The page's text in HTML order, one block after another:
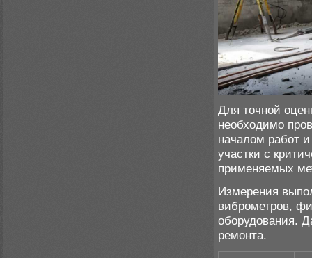
Для точной
необходимо
началом работ
участки с
применяемых
Измерения
виброметров,
оборудования.
ремонта.